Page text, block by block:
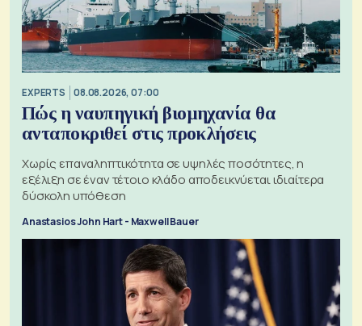
EXPERTS 08.08.2026, 07:00
Πώς η ναυπηγική βιομηχανία θα
ανταποκριθεί στις προκλήσεις
Χωρίς επαναληπτικότητα σε υψηλές ποσότητες, η
εξέλιξη σε έναν τέτοιο κλάδο αποδεικνύεται ιδιαίτερα
δύσκολη υπόθεση
Anastasios John Hart - Maxwell Bauer